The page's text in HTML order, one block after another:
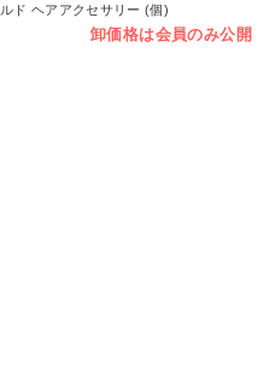
ルド ヘアアクセサリー (個)
卸価格は会員のみ公開